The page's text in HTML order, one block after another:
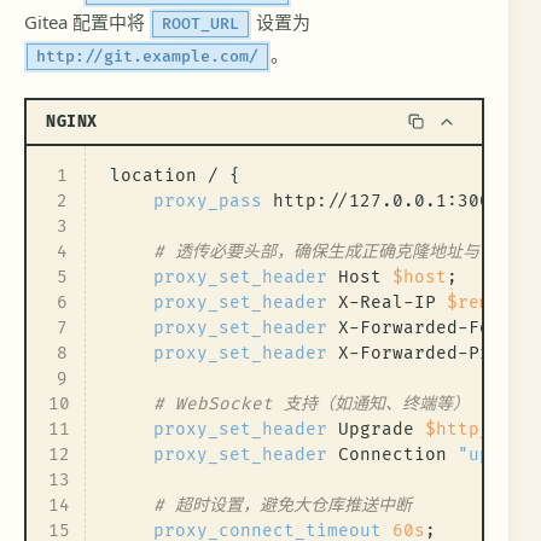
Gitea 配置中将
ROOT_URL 设置为
http://git.example.com/ 。
1
2
3
4
5
6
7
8
9
10
11
12
13
14
15
location / {
proxy_pass
http://127.0.0.1:3000;
# 透传必要头部，确保生成正确克隆地址与日志
proxy_set_header Host $host ;
proxy_set_header X-Real-IP
proxy_set_header X-Forwarded-For
proxy_set_header X-Forwarded-Proto
# WebSocket 支持（如通知、终端等）
proxy_set_header Upgrade
proxy_set_header Connection
# 超时设置，避免大仓库推送中断
proxy_connect_timeout
60s ;
NGINX